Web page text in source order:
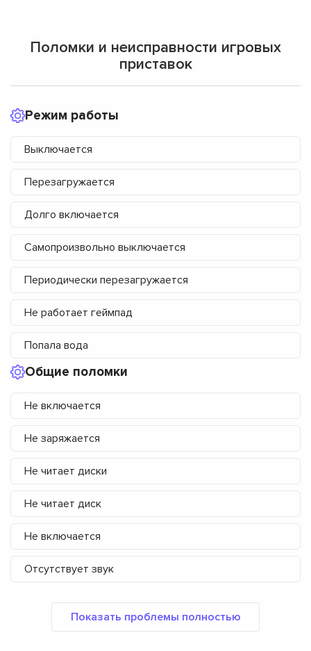
Поломки и неисправности игровых
приставок
Режим работы
Выключается
Перезагружается
Долго включается
Самопроизвольно выключается
Периодически перезагружается
Не работает геймпад
Попала вода
Общие поломки
Не включается
Не заряжается
Не читает диски
Не читает диск
Не включается
Отсутствует звук